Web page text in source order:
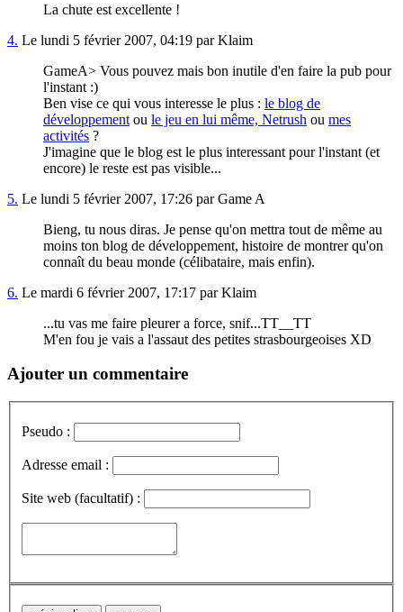
La chute est excellente !
4. Le lundi 5 février 2007, 04:19 par Klaim
GameA> Vous pouvez mais bon inutile d'en faire la pub pour
l'instant :)
Ben vise ce qui vous interesse le plus : le blog de
développement ou le jeu en lui même, Netrush ou mes
activités ?
J'imagine que le blog est le plus interessant pour l'instant (et
encore) le reste est pas visible...
5. Le lundi 5 février 2007, 17:26 par Game A
Bieng, tu nous diras. Je pense qu'on mettra tout de même au
moins ton blog de développement, histoire de montrer qu'on
connaît du beau monde (célibataire, mais enfin).
6. Le mardi 6 février 2007, 17:17 par Klaim
...tu vas me faire pleurer a force, snif...TT__TT
M'en fou je vais a l'assaut des petites strasbourgeoises XD
Ajouter un commentaire
Pseudo :
Adresse email :
Site web (facultatif) :